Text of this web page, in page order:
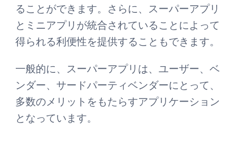
ることができます。さらに、スーパーアプリ
とミニアプリが統合されていることによって
得られる利便性を提供することもできます。
一般的に、スーパーアプリは、ユーザー、ベ
ンダー、サードパーティベンダーにとって、
多数のメリットをもたらすアプリケーション
となっています。